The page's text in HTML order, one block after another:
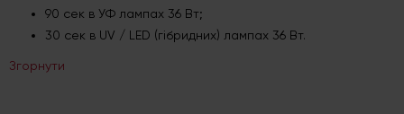
90 сек в УФ лампах 36 Вт;
30 сек в UV / LED (гібридних) лампах 36 Вт.
Згорнути